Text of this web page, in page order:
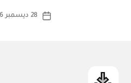
تاريخ
28 ديسمبر 2016